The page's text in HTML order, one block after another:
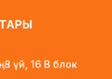
жаңа бас
8 үй, 16 B блок